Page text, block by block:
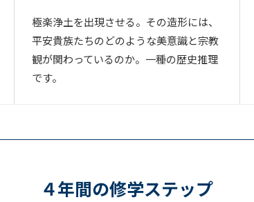
極楽浄土を出現させる。その造形には、
平安貴族たちのどのような美意識と宗教
観が関わっているのか。一種の歴史推理
です。
４年間の修学ステップ